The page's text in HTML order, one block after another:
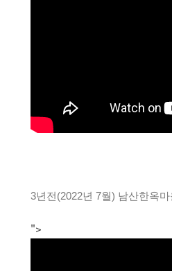
3년전(2022년 7월) 남산한옥
">